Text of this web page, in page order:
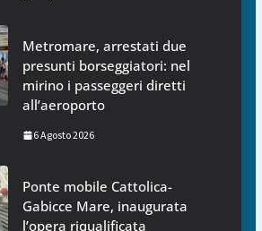
Metromare, arrestati due
presunti borseggiatori: nel
mirino i passeggeri diretti
all’aeroporto
6 Agosto 2026
Ponte mobile Cattolica-
Gabicce Mare, inaugurata
l’opera riqualificata